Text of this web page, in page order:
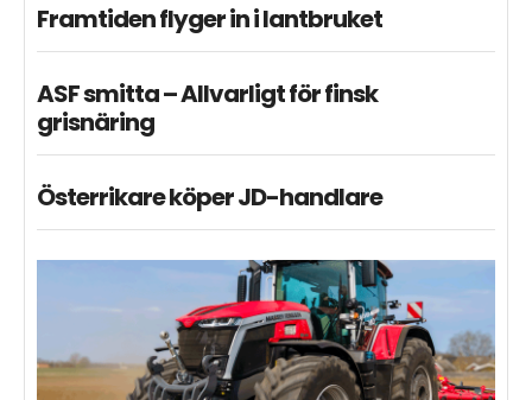
Framtiden flyger in i lantbruket
ASF smitta – Allvarligt för finsk
grisnäring
Österrikare köper JD-handlare